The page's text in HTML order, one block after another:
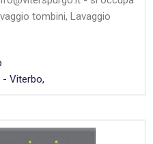
tombini, Lavaggio
- Viterbo,